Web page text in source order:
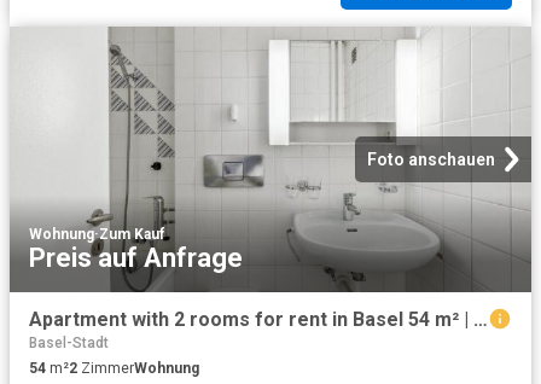
Foto anschauen
Wohnung·Zum Kauf
Preis auf Anfrage
Apartment with 2 rooms for rent in Basel 54 m² | dreamo. Ch
Basel-Stadt
54 m²2 ZimmerWohnung